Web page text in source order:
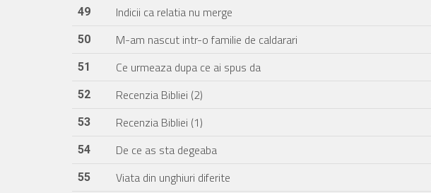
49 Indicii ca relatia nu merge
50 M-am nascut intr-o familie de caldarari
51 Ce urmeaza dupa ce ai spus da
52 Recenzia Bibliei (2)
53 Recenzia Bibliei (1)
54 De ce as sta degeaba
55 Viata din unghiuri diferite